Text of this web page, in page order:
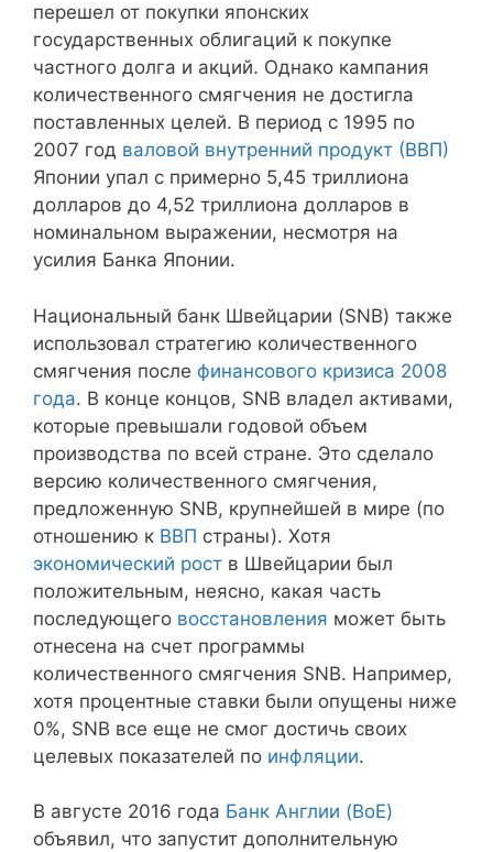
перешел от покупки японских
государственных облигаций к покупке
частного долга и акций. Однако кампания
количественного смягчения не достигла
поставленных целей. В период с 1995 по
2007 год валовой внутренний продукт (ВВП)
Японии упал с примерно 5,45 триллиона
долларов до 4,52 триллиона долларов в
номинальном выражении, несмотря на
усилия Банка Японии.
Национальный банк Швейцарии (SNB) также
использовал стратегию количественного
смягчения после финансового кризиса 2008
года. В конце концов, SNB владел активами,
которые превышали годовой объем
производства по всей стране. Это сделало
версию количественного смягчения,
предложенную SNB, крупнейшей в мире (по
отношению к ВВП страны). Хотя
экономический рост в Швейцарии был
положительным, неясно, какая часть
последующего восстановления может быть
отнесена на счет программы
количественного смягчения SNB. Например,
хотя процентные ставки были опущены ниже
0%, SNB все еще не смог достичь своих
целевых показателей по инфляции.
В августе 2016 года Банк Англии (BoE)
объявил, что запустит дополнительную